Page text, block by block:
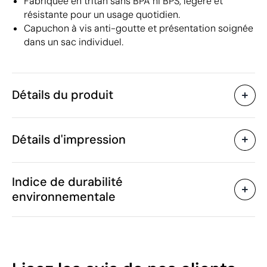
résistante pour un usage quotidien.
Capuchon à vis anti-goutte et présentation soignée
dans un sac individuel.
Détails du produit
Caractéristiques
Code du produit
Poids
Matière
bisphénol -BPA et BPS-)
Détails d'impression
Indice de durabilité
environnementale